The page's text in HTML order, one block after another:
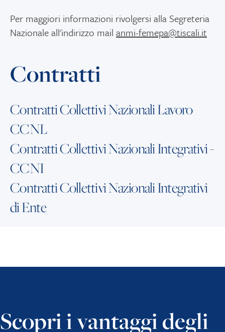
Per maggiori informazioni rivolgersi alla Segreteria
Nazionale all'indirizzo mail anmi-femepa@tiscali.it
Contratti
Contratti Collettivi Nazionali Lavoro
CCNL
Contratti Collettivi Nazionali Integrativi -
CCNI
Contratti Collettivi Nazionali Integrativi
di Ente
Scopri i vantaggi degli